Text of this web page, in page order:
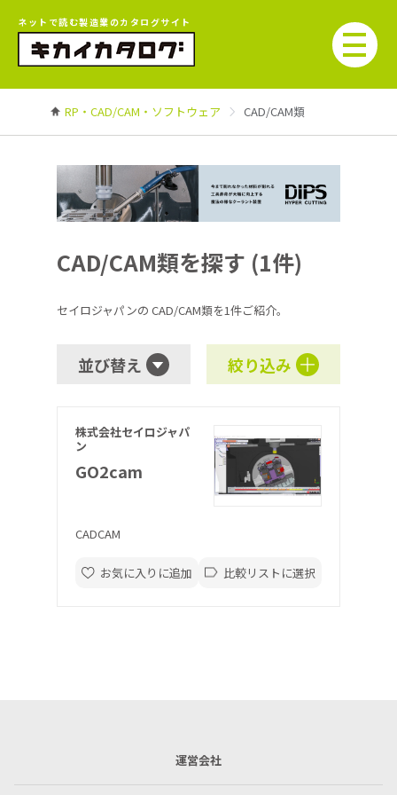
ネットで読む製造業のカタログサイト
RP・CAD/CAM・ソフトウェア CAD/CAM類
CAD/CAM類を探す (1件)
セイロジャパンの CAD/CAM類を1件ご紹介。
並び替え 絞り込み
株式会社セイロジャパ
ン
GO2cam
CADCAM
お気に入りに追加 比較リストに選択
運営会社